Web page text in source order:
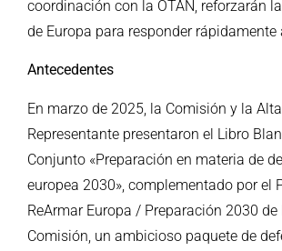
coordinación con la OTAN, reforzarán
de Europa para responder rápidamente
Antecedentes
En marzo de 2025, la Comisión y la Alta
Representante presentaron el Libro
Conjunto «Preparación en materia de
europea 2030», complementado por el
ReArmar Europa / Preparación 2030 de
Comisión, un ambicioso paquete de